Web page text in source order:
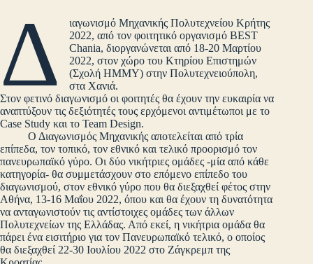
Δ
ιαγωνισμό Μηχανικής Πολυτεχνείου Κρήτης
2022, από τον φοιτητικό οργανισμό BEST
Chania, διοργανώνεται από 18-20 Μαρτίου
2022, στον χώρο του Κτηρίου Επιστημών
(Σχολή ΗΜΜΥ) στην Πολυτεχνειούπολη,
στα Χανιά.
Στον φετινό διαγωνισμό οι φοιτητές θα έχουν την ευκαιρία να
αναπτύξουν τις δεξιότητές τους ερχόμενοι αντιμέτωποι με το
Case Study και το Team Design.
Ο Διαγωνισμός Μηχανικής αποτελείται από τρία
επίπεδα, τον τοπικό, τον εθνικό και τελικό προορισμό τον
πανευρωπαϊκό γύρο. Οι δύο νικήτριες ομάδες -μία από κάθε
κατηγορία- θα συμμετάσχουν στο επόμενο επίπεδο του
διαγωνισμού, στον εθνικό γύρο που θα διεξαχθεί φέτος στην
Αθήνα, 13-16 Μαΐου 2022, όπου και θα έχουν τη δυνατότητα
να ανταγωνιστούν τις αντίστοιχες ομάδες των άλλων
Πολυτεχνείων της Ελλάδας. Από εκεί, η νικήτρια ομάδα θα
πάρει ένα εισιτήριο για τον Πανευρωπαϊκό τελικό, ο οποίος
θα διεξαχθεί 22-30 Ιουλίου 2022 στο Ζάγκρεμπ της